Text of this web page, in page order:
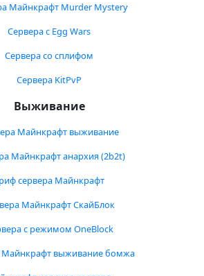
Майнкрафт Murder Mystery
Сервера с Egg Wars
Сервера со сплифом
Сервера KitPvP
Выживание
Майнкрафт выживание
Майнкрафт анархия (2b2t)
сервера Майнкрафт
Майнкрафт СкайБлок
с режимом OneBlock
Майнкрафт выживание бомжа